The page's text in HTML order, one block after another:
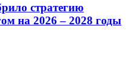
стратегию
на 2026 – 2028 годы